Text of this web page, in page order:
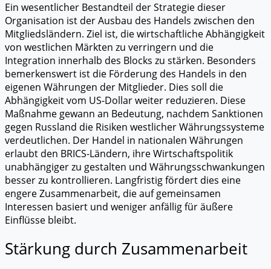
Ein wesentlicher Bestandteil der Strategie dieser
Organisation ist der Ausbau des Handels zwischen den
Mitgliedsländern. Ziel ist, die wirtschaftliche Abhängigkeit
von westlichen Märkten zu verringern und die
Integration innerhalb des Blocks zu stärken. Besonders
bemerkenswert ist die Förderung des Handels in den
eigenen Währungen der Mitglieder. Dies soll die
Abhängigkeit vom US-Dollar weiter reduzieren. Diese
Maßnahme gewann an Bedeutung, nachdem Sanktionen
gegen Russland die Risiken westlicher Währungssysteme
verdeutlichen. Der Handel in nationalen Währungen
erlaubt den BRICS-Ländern, ihre Wirtschaftspolitik
unabhängiger zu gestalten und Währungsschwankungen
besser zu kontrollieren. Langfristig fördert dies eine
engere Zusammenarbeit, die auf gemeinsamen
Interessen basiert und weniger anfällig für äußere
Einflüsse bleibt.
Stärkung durch Zusammenarbeit